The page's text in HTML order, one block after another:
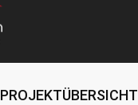
PROJEKTÜBERSICHT